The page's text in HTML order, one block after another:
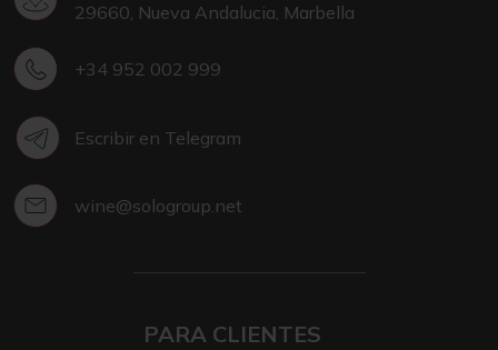
29660, Nueva Andalucia, Marbella
+34 952 002 999
Escribir en Telegram
wine@sologroup.net
PARA CLIENTES